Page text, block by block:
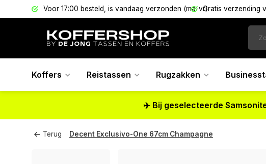
Voor 17:00 besteld, is vandaag verzonden (ma-vr)Gratis verzending
Koffers Reistassen Rugzakken
✈️ Bij geselecteerde
Terug Decent Exclusivo-One 67cm Champagne